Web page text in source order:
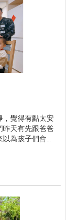
，覺得有點太安
昨天有先跟爸爸
為孩子們會如
是一陣安靜～